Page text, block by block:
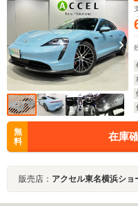
無
料
在庫
販売店： アクセル東名横浜シ